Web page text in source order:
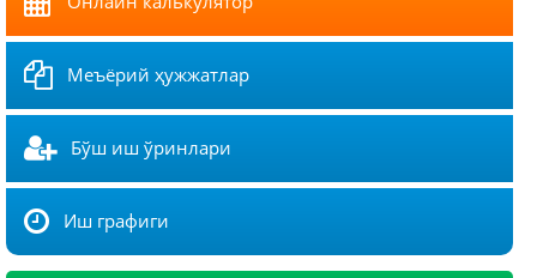
Меъёрий ҳужжатлар
Бўш иш ўринлари
Иш графиги